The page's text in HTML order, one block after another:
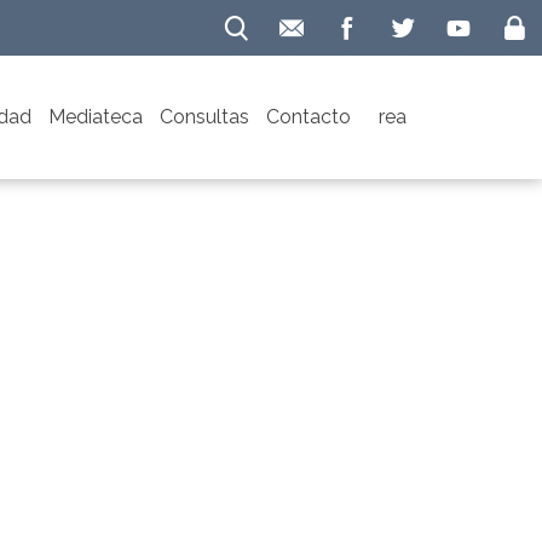
Mediateca Consultas Contacto rea